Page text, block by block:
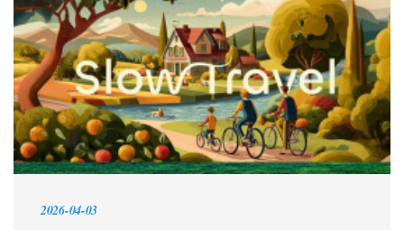
2026-04-03